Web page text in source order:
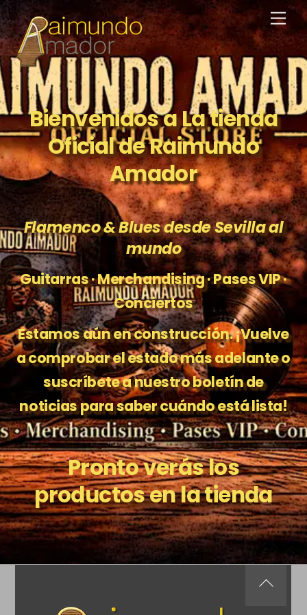
Skip
to
content
Bienvenidos a La tienda
Oficial de Raimundo
Amador
Flamenco & Blues desde Sevilla al
mundo
Guitarras · Merchandising · Pases VIP ·
Conciertos
Estamos aún en construcción. ¡Vuelve
a comprobar el estado más adelante o
suscríbete a nuestro boletín de
noticias para saber cuándo está lista!
Pronto verás los
productos en la tienda